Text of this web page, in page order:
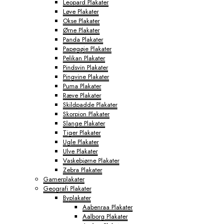
Leopard Plakater
Løve Plakater
Okse Plakater
Ørne Plakater
Panda Plakater
Papegøje Plakater
Pelikan Plakater
Pindsvin Plakater
Pingvine Plakater
Puma Plakater
Ræve Plakater
Skildpadde Plakater
Skorpion Plakater
Slange Plakater
Tiger Plakater
Ugle Plakater
Ulve Plakater
Vaskebjørne Plakater
Zebra Plakater
Gamerplakater
Geografi Plakater
Byplakater
Aabenraa Plakater
Aalborg Plakater